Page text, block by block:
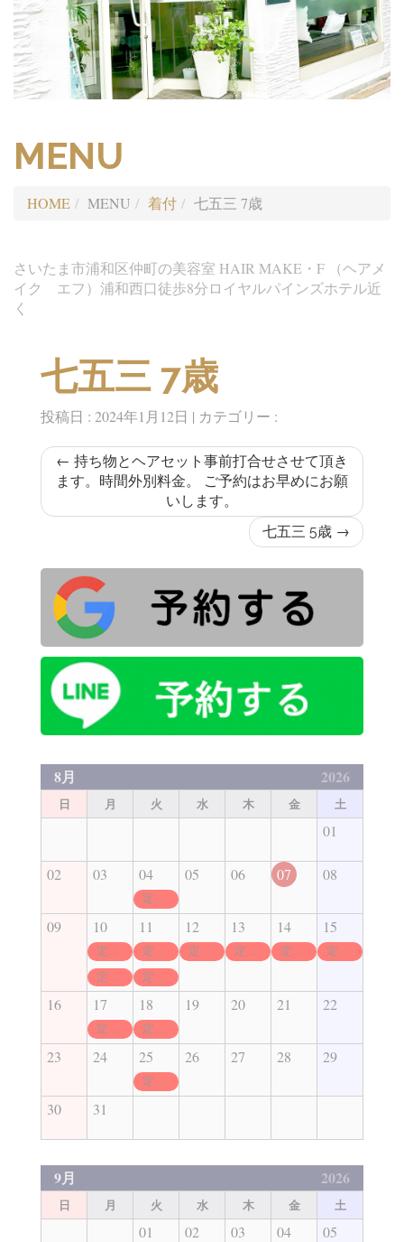
MENU
HOME MENU 着付 七五三 7歳
さいたま市浦和区仲町の美容室 HAIR MAKE・F （ヘアメ
イク エフ）浦和西口徒歩8分ロイヤルパインズホテル近
く
七五三 7歳
投稿日 : 2024年1月12日 | カテゴリー :
← 持ち物とヘアセット事前打合せさせて頂き
ます。時間外別料金。 ご予約はお早めにお願
いします。
七五三 5歳 →
8月 2026
日 月 火 水 木 金 土
01
02 03 04
定休日
05 06 07 08
09 10
定休日
定休日
11
定休日
定休日
12
定休日
13
定休日
14
定休日
15
定休日
16 17
定休日
18
定休日
19 20 21 22
23 24 25
定休日
26 27 28 29
30 31
9月 2026
日 月 火 水 木 金 土
01 02 03 04 05